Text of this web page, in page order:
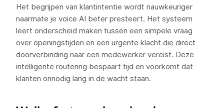
Het begrijpen van klantintentie wordt nauwkeuriger
naarmate je voice AI beter presteert. Het systeem
leert onderscheid maken tussen een simpele vraag
over openingstijden en een urgente klacht die direct
doorverbinding naar een medewerker vereist. Deze
intelligente routering bespaart tijd en voorkomt dat
klanten onnodig lang in de wacht staan.